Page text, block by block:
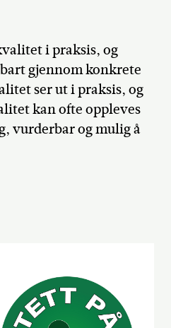
i praksis, og
gjennom konkrete
ser ut i praksis, og
kan ofte oppleves
vurderbar og mulig å